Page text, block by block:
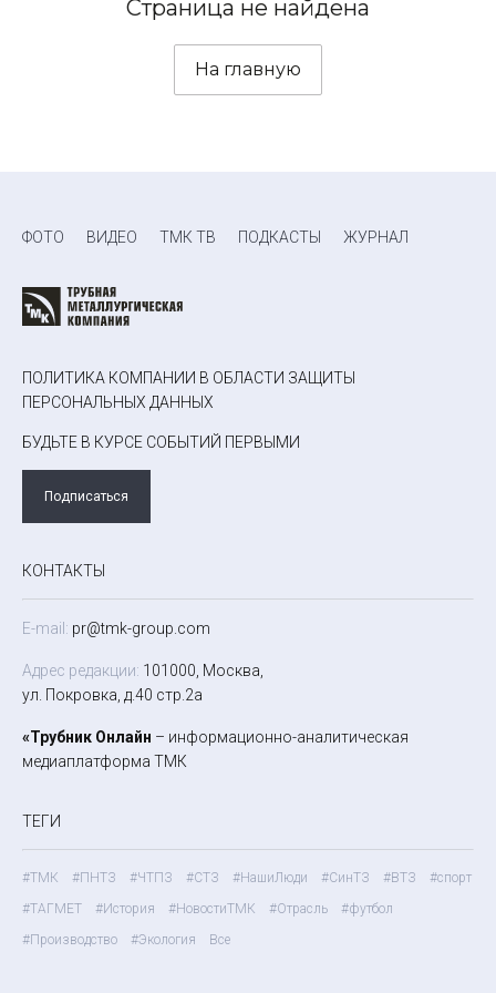
Страница не найдена
На главную
ФОТО ВИДЕО ТМК ТВ ПОДКАСТЫ ЖУРНАЛ
ПОЛИТИКА КОМПАНИИ В ОБЛАСТИ ЗАЩИТЫ
ПЕРСОНАЛЬНЫХ ДАННЫХ
БУДЬТЕ В КУРСЕ СОБЫТИЙ ПЕРВЫМИ
Подписаться
КОНТАКТЫ
E-mail: pr@tmk-group.com
Адрес редакции: 101000, Москва,
ул. Покровка, д.40 стр.2а
«Трубник Онлайн – информационно-аналитическая
медиаплатформа ТМК
ТЕГИ
#ТМК #ПНТЗ #ЧТПЗ #СТЗ #НашиЛюди #СинТЗ #ВТЗ
#спорт
#ТАГМЕТ
#История #НовостиТМК #Отрасль
#футбол
#Производство
#Экология Все